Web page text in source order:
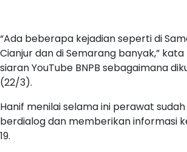
“Ada beberapa kejadian seperti di
Cianjur dan di Semarang banyak,”
siaran YouTube BNPB sebagaimana
(22/3).
Hanif menilai selama ini perawat
berdialog dan memberikan informasi
19.